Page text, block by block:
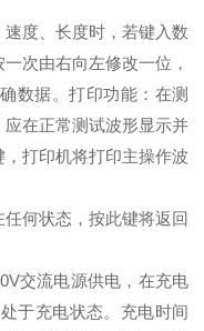
度、长度时，若键入数
次由右向左修改一位，
数据。打印功能：在测
在正常测试波形显示并
打印机将打印主操作波
何状态，按此键将返回
交流电源供电，在充电
于充电状态。充电时间